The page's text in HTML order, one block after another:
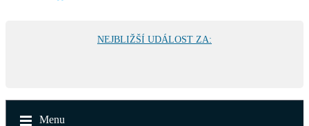
NEJBLIŽŠÍ UDÁLOST ZA:
Menu